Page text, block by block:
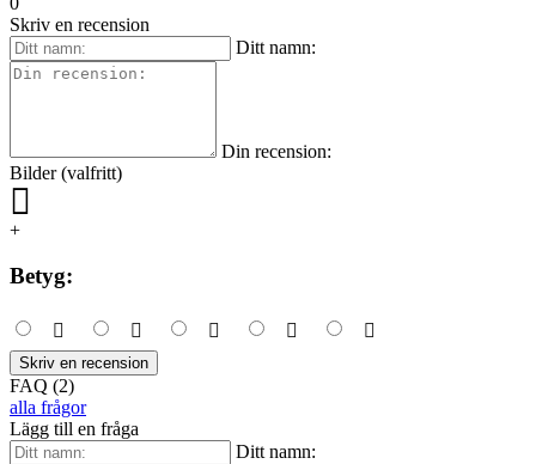
Skriv en recension
Ditt namn:
Din recension:
Bilder (valfritt)
+
Betyg:
Skriv en recension
FAQ (2)
alla frågor
Lägg till en fråga
Ditt namn: